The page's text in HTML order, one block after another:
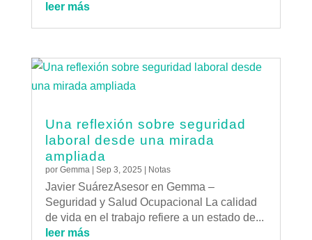
leer más
Una reflexión sobre seguridad
laboral desde una mirada
ampliada
por Gemma | Sep 3, 2025 | Notas
Javier SuárezAsesor en Gemma –
Seguridad y Salud Ocupacional La calidad
de vida en el trabajo refiere a un estado de...
leer más